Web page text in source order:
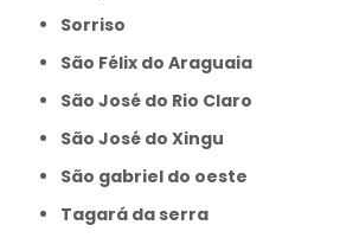
Sorriso
São Félix do Araguaia
São José do Rio Claro
São José do Xingu
São gabriel do oeste
Tagará da serra